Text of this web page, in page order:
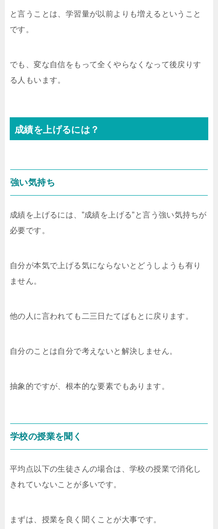
と言うことは、学習量が以前よりも増えるということ
です。
でも、変な自信をもって全くやらなくなって後戻りす
る人もいます。
成績を上げるには？
強い気持ち
成績を上げるには、”成績を上げる”と言う強い気持ちが
必要です。
自分が本気で上げる気にならないとどうしようも有り
ません。
他の人に言われても二三日たてばもとに戻ります。
自分のことは自分で考えないと解決しません。
抽象的ですが、根本的な要素でもあります。
学校の授業を聞く
平均点以下の生徒さんの場合は、学校の授業で消化し
きれていないことが多いです。
まずは、授業を良く聞くことが大事です。